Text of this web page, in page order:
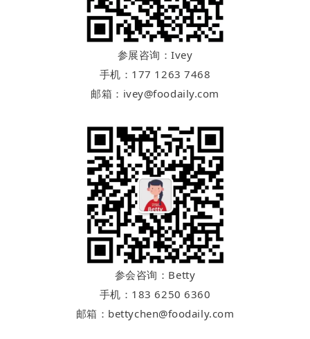
参展咨询：Ivey
手机：177 1263 7468
邮箱：ivey@foodaily.com
参会咨询：Betty
手机：183 6250 6360
邮箱：bettychen@foodaily.com